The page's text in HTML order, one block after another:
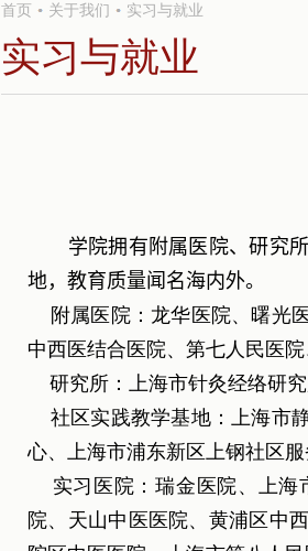
首页 关于我们 实习与就业
实习与就业
学院拥有附属医院、研究所
地，教育质量闻名海内外。
附属医院：龙华医院、曙光
中西医结合医院、第七人民医
研究所：上海市针灸经络研究
社区实践教学基地：上海市
心、上海市浦东新区上钢社区服
实习医院：瑞金医院、上海
院、天山中医医院、黄浦区中